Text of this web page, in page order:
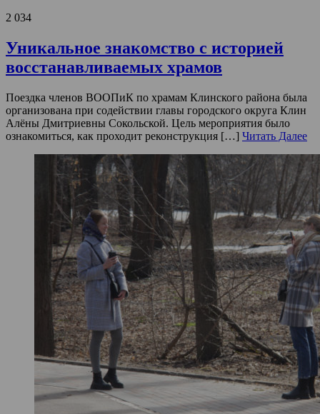
2 034
Уникальное знакомство с историей
восстанавливаемых храмов
Поездка членов ВООПиК по храмам Клинского района была
организована при содействии главы городского округа Клин
Алёны Дмитриевны Сокольской. Цель мероприятия было
ознакомиться, как проходит реконструкция […] Читать Далее